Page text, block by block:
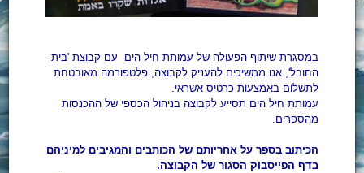
במסגרת שיתוף הפעולה של עמותת חיל הים עם קבוצת 'בית
החובל', אנו ממשיכים להעניק לקבוצה, פלטפורמה מאובטחת
לתשלום באמצעות כרטיס אשראי.
עמותת חיל הים תסייע לקבוצה בניהול הכספי של ההכנסות
מהספרים.
הכיתוב בספר על אחריותם של הכותבים והמגיבים למיניהם
בדף הפייסבוק הסגור של הקבוצה.